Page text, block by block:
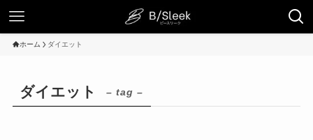
ホーム ダイエット
ダイエット – tag –